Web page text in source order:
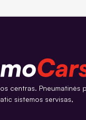
centras. Pneumatinės
sistemos servisas,